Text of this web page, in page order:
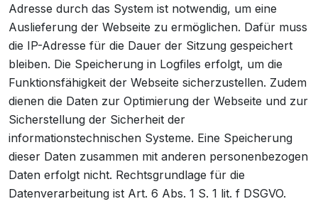
Adresse durch das System ist notwendig, um eine
Auslieferung der Webseite zu ermöglichen. Dafür muss
die IP-Adresse für die Dauer der Sitzung gespeichert
bleiben. Die Speicherung in Logfiles erfolgt, um die
Funktionsfähigkeit der Webseite sicherzustellen. Zudem
dienen die Daten zur Optimierung der Webseite und zur
Sicherstellung der Sicherheit der
informationstechnischen Systeme. Eine Speicherung
dieser Daten zusammen mit anderen personenbezogen
Daten erfolgt nicht. Rechtsgrundlage für die
Datenverarbeitung ist Art. 6 Abs. 1 S. 1 lit. f DSGVO.